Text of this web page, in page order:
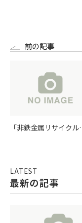
前の記事
「非鉄金属リサイクル
LATEST
最新の記事